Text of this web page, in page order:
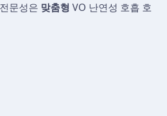
문성은 맞춤형 VO 난연성 호흡 호